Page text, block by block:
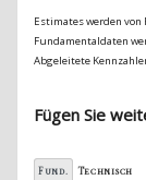
Estimates werden von
Fundamentaldaten
Abgeleitete
Fügen Sie
Fund. Technisch